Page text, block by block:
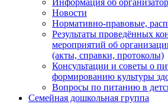
Информация об
Новости
Нормативно-правовые,
Результаты проведённых
мероприятий об
(акты, справки, протоколы)
Консультации и советы о
формированию культуры
Вопросы по питанию в
Семейная дошкольная группа